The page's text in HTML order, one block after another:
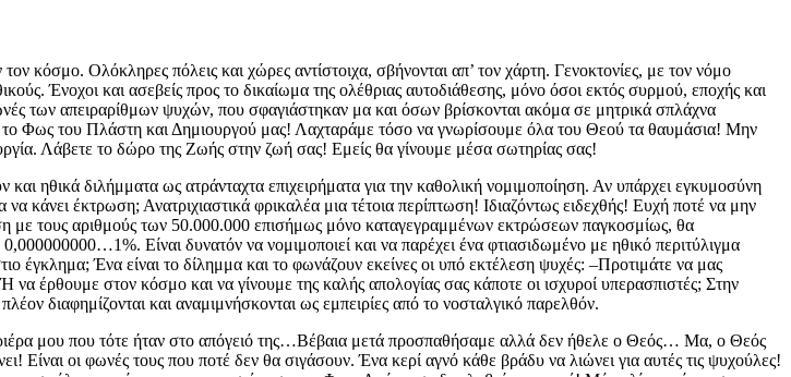
κόσμο. Ολόκληρες πόλεις και χώρες αντίστοιχα, σβήνονται απ’ τον χάρτη. Γενοκτονίες, με τον νόμο
Ένοχοι και ασεβείς προς το δικαίωμα της ολέθριας αυτοδιάθεσης, μόνο όσοι εκτός συρμού, εποχής και
των απειραρίθμων ψυχών, που σφαγιάστηκαν μα και όσων βρίσκονται ακόμα σε μητρικά σπλάχνα
Φως του Πλάστη και Δημιουργού μας! Λαχταράμε τόσο να γνωρίσουμε όλα του Θεού τα θαυμάσια! Μην
Λάβετε το δώρο της Ζωής στην ζωή σας! Εμείς θα γίνουμε μέσα σωτηρίας σας!
ηθικά διλήμματα ως ατράνταχτα επιχειρήματα για την καθολική νομιμοποίηση. Αν υπάρχει εγκυμοσύνη
κάνει έκτρωση; Ανατριχιαστικά φρικαλέα μια τέτοια περίπτωση! Ιδιαζόντως ειδεχθής! Ευχή ποτέ να μην
με τους αριθμούς των 50.000.000 επισήμως μόνο καταγεγραμμένων εκτρώσεων παγκοσμίως, θα
Είναι δυνατόν να νομιμοποιεί και να παρέχει ένα φτιασιδωμένο με ηθικό περιτύλιγμα
έγκλημα; Ένα είναι το δίλημμα και το φωνάζουν εκείνες οι υπό εκτέλεση ψυχές: –Προτιμάτε να μας
έρθουμε στον κόσμο και να γίνουμε της καλής απολογίας σας κάποτε οι ισχυροί υπερασπιστές; Στην
διαφημίζονται και αναμιμνήσκονται ως εμπειρίες από το νοσταλγικό παρελθόν.
μου που τότε ήταν στο απόγειό της…Βέβαια μετά προσπαθήσαμε αλλά δεν ήθελε ο Θεός… Μα, ο Θεός
οι φωνές τους που ποτέ δεν θα σιγάσουν. Ένα κερί αγνό κάθε βράδυ να λιώνει για αυτές τις ψυχούλες!